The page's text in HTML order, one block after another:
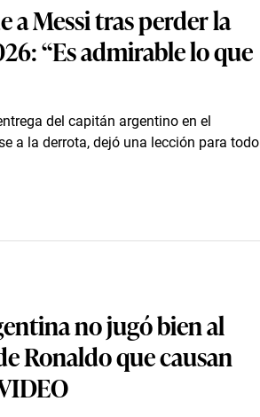
a Messi tras perder la
“Es admirable lo que
del capitán argentino en el
a la derrota, dejó una lección para todo
no jugó bien al
Ronaldo que causan